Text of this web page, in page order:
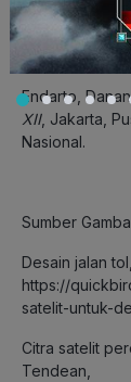
Referensi:
Endarto,
XII, Jakarta,
Nasional.
Sumber
Desain jalan tol,
https://
satelit-untuk-
Citra satelit
Tendean,